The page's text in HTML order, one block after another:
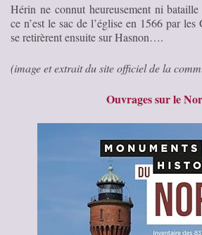
Hérin ne connut heureusement ni
ce n’est le sac de l’église en 1566 par
se retirèrent ensuite sur Hasnon….
(image et extrait du site officiel de la
Ouvrages sur le